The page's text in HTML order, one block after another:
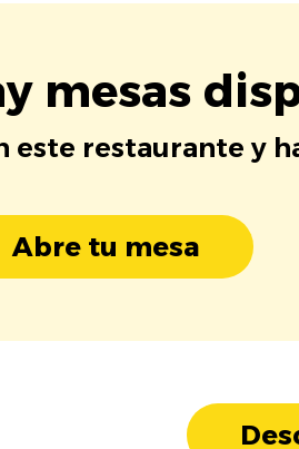
mesas
este restaurante y
Abre tu mesa